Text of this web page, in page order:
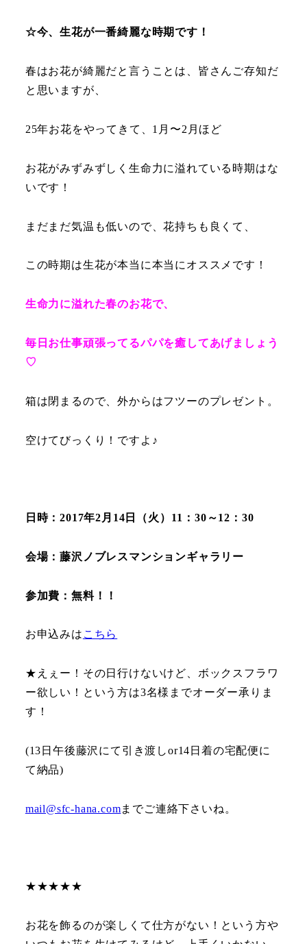
☆今、生花が一番綺麗な時期です！
春はお花が綺麗だと言うことは、皆さんご存知だ
と思いますが、
25年お花をやってきて、1月〜2月ほど
お花がみずみずしく生命力に溢れている時期はな
いです！
まだまだ気温も低いので、花持ちも良くて、
この時期は生花が本当に本当にオススメです！
生命力に溢れた春のお花で、
毎日お仕事頑張ってるパパを癒してあげましょう
♡
箱は閉まるので、外からはフツーのプレゼント。
空けてびっくり！ですよ♪
日時：2017年2月14日（火）11：30～12：30
会場：藤沢ノブレスマンションギャラリー
参加費：無料！！
お申込みは こちら
★えぇー！その日行けないけど、ボックスフラワ
ー欲しい！という方は3名様までオーダー承りま
す！
(13日午後藤沢にて引き渡しor14日着の宅配便に
て納品)
mail@sfc-hana.comまでご連絡下さいね。
★★★★★
お花を飾るのが楽しくて仕方がない！という方や